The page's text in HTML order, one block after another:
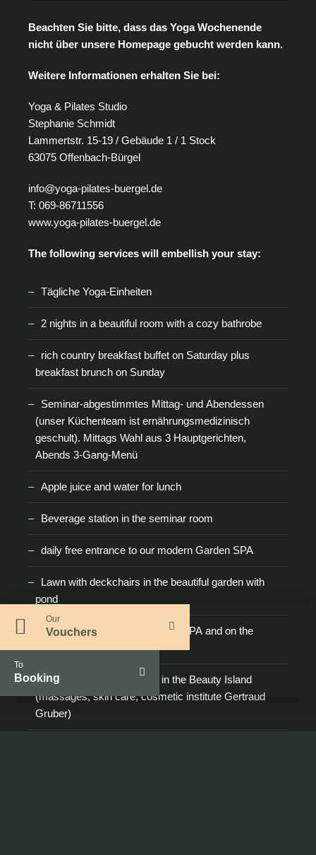
Beachten Sie bitte, dass das Yoga Wochenende
nicht über unsere Homepage gebucht werden kann.
Weitere Informationen erhalten Sie bei:
Yoga & Pilates Studio
Stephanie Schmidt
Lammertstr. 15-19 / Gebäude 1 / 1 Stock
63075 Offenbach-Bürgel
info@yoga-pilates-buergel.de
T: 069-86711556
www.yoga-pilates-buergel.de
The following services will embellish your stay:
Tägliche Yoga-Einheiten
2 nights in a beautiful room with a cozy bathrobe
rich country breakfast buffet on Saturday plus
breakfast brunch on Sunday
Seminar-abgestimmtes Mittag- und Abendessen
(unser Küchenteam ist ernährungsmedizinisch
geschult). Mittags Wahl aus 3 Hauptgerichten,
Abends 3-Gang-Menü
Apple juice and water for lunch
Beverage station in the seminar room
daily free entrance to our modern Garden SPA
Lawn with deckchairs in the beautiful garden with
pond
Service support in the Garden-SPA and on the
sunbathing area
Additional bookable offers in the Beauty Island
(massages, skin care, cosmetic institute Gertraud
Gruber)
Our
Vouchers
To
Booking